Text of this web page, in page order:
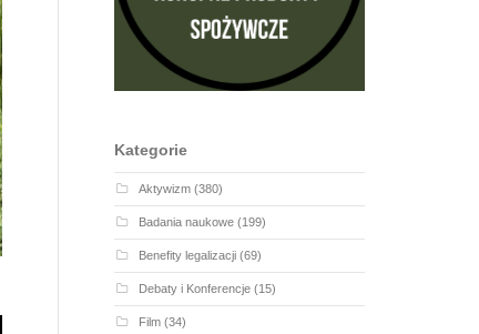
Kategorie
Aktywizm(380)
Badania naukowe(199)
Benefity legalizacji(69)
Debaty i Konferencje(15)
Film(34)